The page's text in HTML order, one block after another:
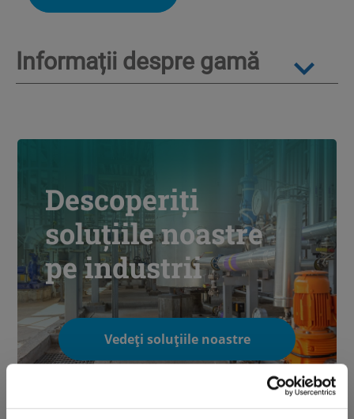
Informații despre gamă
Descoperiți
soluțiile noastre
pe industrii
Vedeți soluțiile noastre